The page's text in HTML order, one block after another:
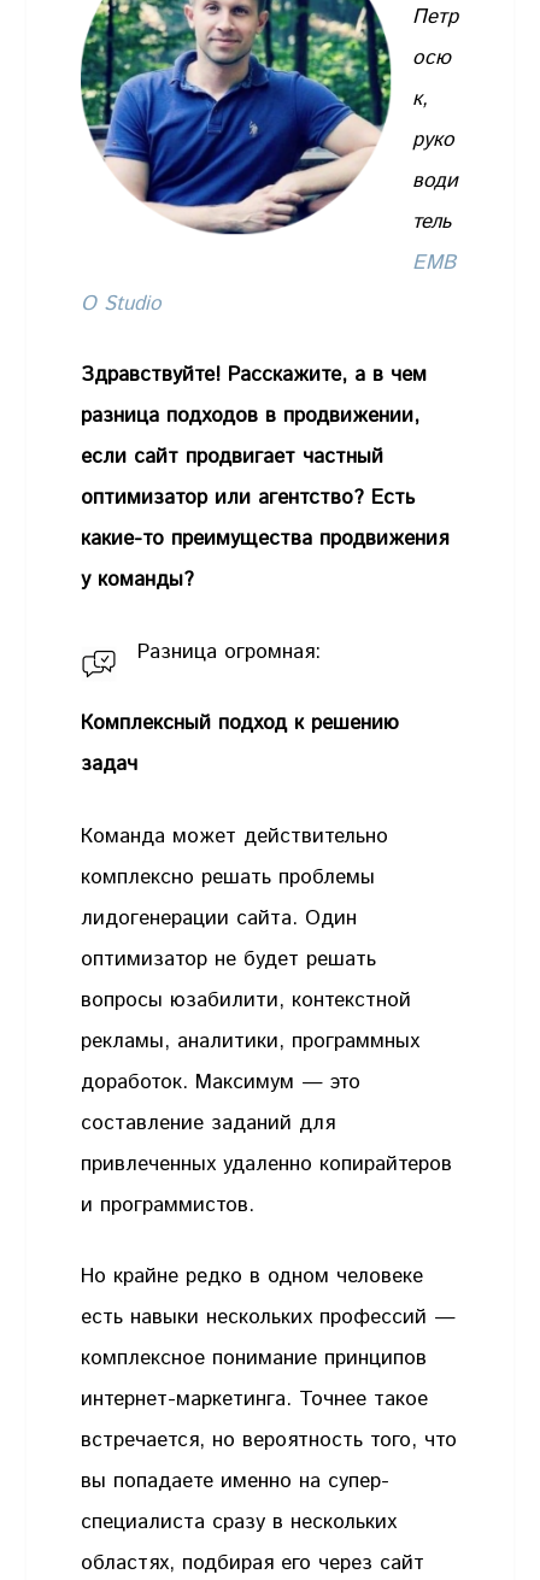
Петр
осю
к,
руко
води
тель
EMB
O Studio
Здравствуйте! Расскажите, а в чем
разница подходов в продвижении,
если сайт продвигает частный
оптимизатор или агентство? Есть
какие-то преимущества продвижения
у команды?
Разница огромная:
Комплексный подход к решению
задач
Команда может действительно
комплексно решать проблемы
лидогенерации сайта. Один
оптимизатор не будет решать
вопросы юзабилити, контекстной
рекламы, аналитики, программных
доработок. Максимум — это
составление заданий для
привлеченных удаленно копирайтеров
и программистов.
Но крайне редко в одном человеке
есть навыки нескольких профессий —
комплексное понимание принципов
интернет-маркетинга. Точнее такое
встречается, но вероятность того, что
вы попадаете именно на супер-
специалиста сразу в нескольких
областях, подбирая его через сайт